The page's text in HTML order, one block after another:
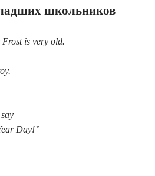
школьников
is very old.
Day!”